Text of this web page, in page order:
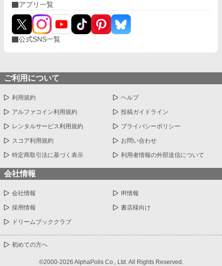
アプリ一覧
公式SNS一覧
ご利用について
利用規約 ヘルプ
アルファコイン利用規約 投稿ガイドライン
レンタルサービス利用規約 プライバシーポリシー
スコア利用規約 お問い合わせ
特定商取引法に基づく表示 利用者情報の外部送信について
会社情報
会社情報 IR情報
採用情報 書店様向け
ドリームブッククラブ
初めての方へ
©2000-2026 AlphaPolis Co., Ltd. All Rights Reserved.